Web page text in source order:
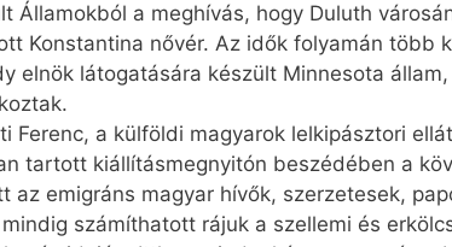
Államokból a meghívás, hogy Duluth
Konstantina nővér. Az idők folyamán
elnök látogatására készült Minnesota
Ferenc, a külföldi magyarok lelkipásztori
tartott kiállításmegnyitón beszédében a
az emigráns magyar hívők, szerzetesek,
számíthatott rájuk a szellemi és